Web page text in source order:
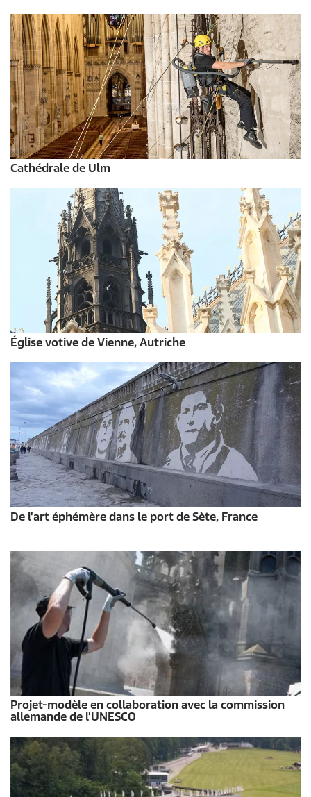
Cathédrale de Ulm
Église votive de Vienne, Autriche
De l'art éphémère dans le port de Sète, France
Projet-modèle en collaboration avec la commission
allemande de l'UNESCO